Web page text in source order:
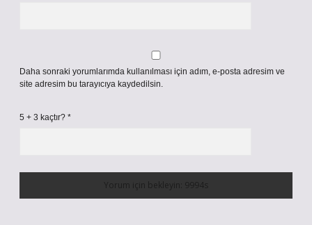
Daha sonraki yorumlarımda kullanılması için adım, e-posta adresim ve
site adresim bu tarayıcıya kaydedilsin.
5 + 3 kaçtır? *